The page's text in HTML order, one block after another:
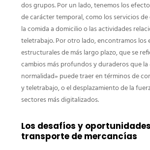
dos grupos. Por un lado, tenemos los
de carácter temporal, como los servicios
la comida a domicilio o las actividades
teletrabajo. Por otro lado, encontramos los
estructurales de más largo plazo, que se
cambios más profundos y duraderos que la
normalidad» puede traer en términos de
y teletrabajo, o el desplazamiento de la
sectores más digitalizados.
Los desafíos y
transporte de mercancías